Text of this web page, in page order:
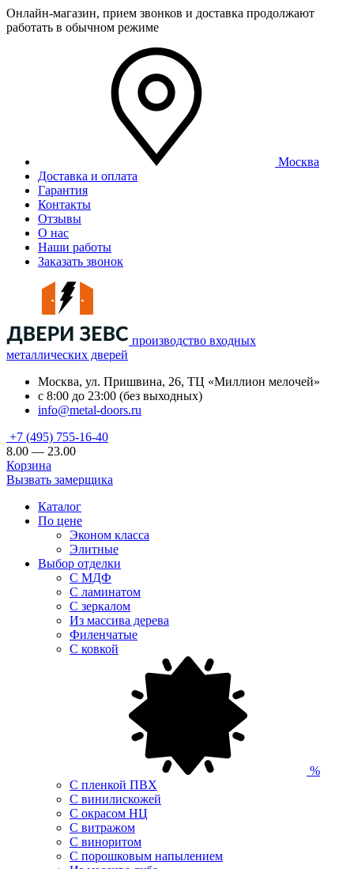
Онлайн-магазин, прием звонков и доставка продолжают
работать в обычном режиме
Москва
Доставка и оплата
Гарантия
Контакты
Отзывы
О нас
Наши работы
Заказать звонок
производство входных
металлических дверей
Москва, ул. Пришвина, 26, ТЦ «Миллион мелочей»
с 8:00 до 23:00 (без выходных)
info@metal-doors.ru
+7 (495) 755-16-40
8.00 — 23.00
Корзина
Вызвать замерщика
Каталог
По цене
Эконом класса
Элитные
Выбор отделки
С МДФ
С ламинатом
С зеркалом
Из массива дерева
Филенчатые
С ковкой
%
С пленкой ПВХ
С винилискожей
С окрасом НЦ
С витражом
С виноритом
С порошковым напылением